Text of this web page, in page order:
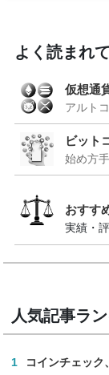
よく読まれ
仮想通
アルト
ビット
始め方
おすす
実績・
人気記事ラ
1 コインチェック